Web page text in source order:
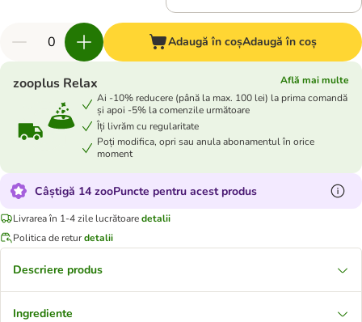
Adaugă în coșAdaugă în coș
zooplus Relax
Află mai multe
Ai -10% reducere (până la max. 100 lei) la prima comandă
și apoi -5% la comenzile următoare
Îți livrăm cu regularitate
Poți modifica, opri sau anula abonamentul în orice
moment
Câștigă 14 zooPuncte pentru acest produs
Livrarea în 1-4 zile lucrătoaredetalii
Politica de returdetalii
Descriere produs
Ingrediente